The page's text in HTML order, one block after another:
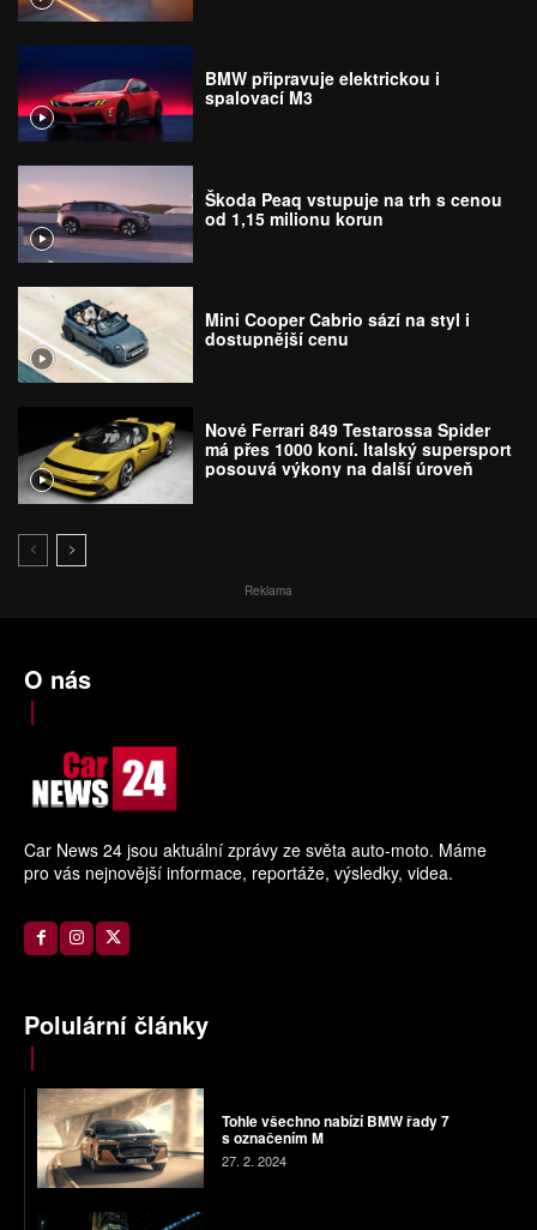
BMW připravuje elektrickou i
spalovací M3
Škoda Peaq vstupuje na trh s cenou
od 1,15 milionu korun
Mini Cooper Cabrio sází na styl i
dostupnější cenu
Nové Ferrari 849 Testarossa Spider
má přes 1000 koní. Italský supersport
posouvá výkony na další úroveň
Reklama
O nás
Car News 24 jsou aktuální zprávy ze světa auto-moto. Máme
pro vás nejnovější informace, reportáže, výsledky, videa.
Polulární články
Tohle všechno nabízí BMW řady 7
s označením M
27. 2. 2024